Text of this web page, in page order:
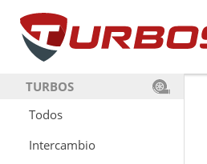
TURBOS
Todos
Intercambio